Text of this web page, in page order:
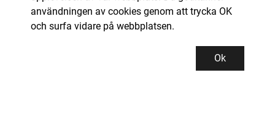
användningen av cookies genom att trycka OK
och surfa vidare på webbplatsen.
Ok